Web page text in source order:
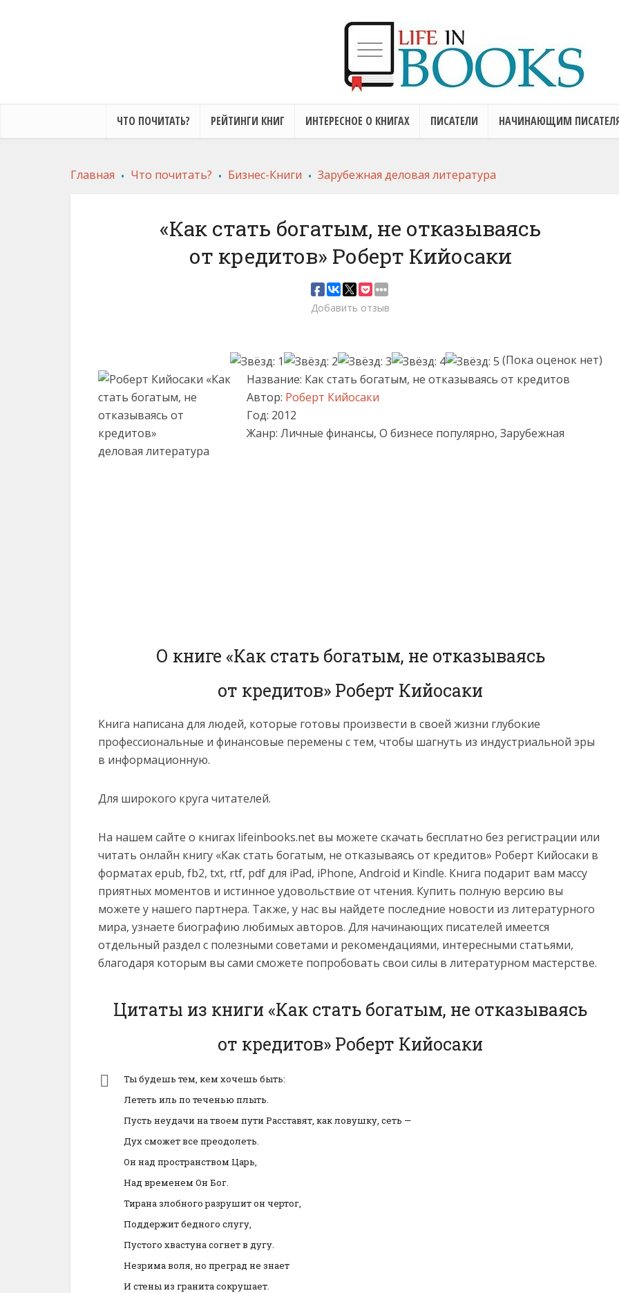
ЧТО ПОЧИТАТЬ? РЕЙТИНГИ КНИГ ИНТЕРЕСНОЕ О КНИГАХ ПИСАТЕЛИ НАЧИНАЮЩИМ
Главная . Что почитать? . Бизнес-Книги . Зарубежная деловая литература
«Как стать богатым, не отказываясь
от кредитов» Роберт Кийосаки
Добавить отзыв
(Пока оценок нет)
Название: Как стать богатым, не отказываясь от кредитов
Автор: Роберт Кийосаки
Год: 2012
Жанр: Личные финансы, О бизнесе популярно, Зарубежная
деловая литература
О книге «Как стать богатым, не отказываясь
от кредитов» Роберт Кийосаки
Книга написана для людей, которые готовы произвести в своей жизни глубокие
профессиональные и финансовые перемены с тем, чтобы шагнуть из индустриальной эры
в информационную.
Для широкого круга читателей.
На нашем сайте о книгах lifeinbooks.net вы можете скачать бесплатно без регистрации или
читать онлайн книгу «Как стать богатым, не отказываясь от кредитов» Роберт Кийосаки в
форматах epub, fb2, txt, rtf, pdf для iPad, iPhone, Android и Kindle. Книга подарит вам массу
приятных моментов и истинное удовольствие от чтения. Купить полную версию вы
можете у нашего партнера. Также, у нас вы найдете последние новости из литературного
мира, узнаете биографию любимых авторов. Для начинающих писателей имеется
отдельный раздел с полезными советами и рекомендациями, интересными статьями,
благодаря которым вы сами сможете попробовать свои силы в литературном мастерстве.
Цитаты из книги «Как стать богатым, не отказываясь
от кредитов» Роберт Кийосаки
Ты будешь тем, кем хочешь быть:
Лететь иль по теченью плыть.
Пусть неудачи на твоем пути Расставят, как ловушку, сеть —
Дух сможет все преодолеть.
Он над пространством Царь,
Над временем Он Бог.
Тирана злобного разрушит он чертог,
Поддержит бедного слугу,
Пустого хвастуна согнет в дугу.
Незрима воля, но преград не знает
И стены из гранита сокрушает.